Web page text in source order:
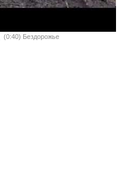
(0:40) Бездорожье